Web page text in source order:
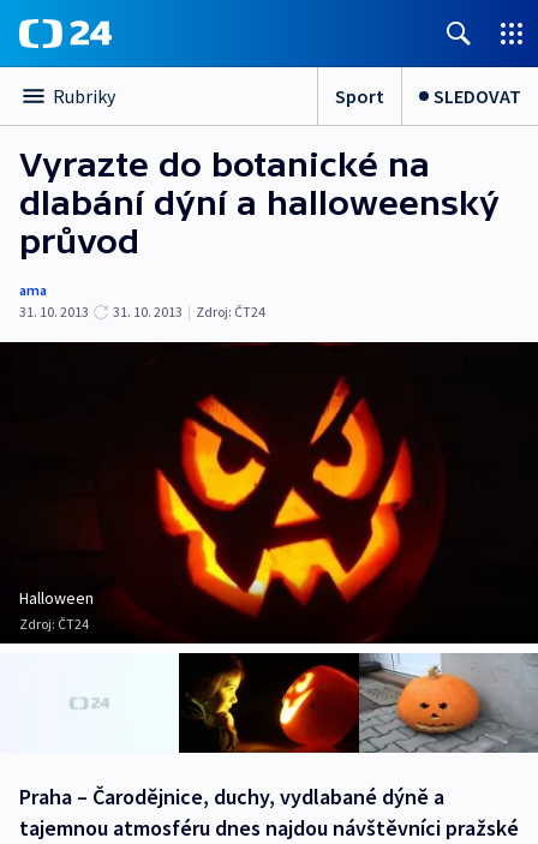
Rubriky Sport SLEDOVAT
Vyrazte do botanické na
dlabání dýní a halloweenský
průvod
ama
31. 10. 2013
31. 10. 2013 | Zdroj: ČT24
Halloween
Zdroj: ČT24
Praha – Čarodějnice, duchy, vydlabané dýně a
tajemnou atmosféru dnes najdou návštěvníci pražské